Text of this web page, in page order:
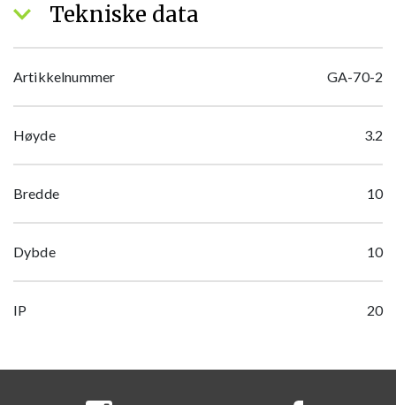
Tekniske data
Artikkelnummer GA-70-2
Høyde 3.2
Bredde 10
Dybde 10
IP 20